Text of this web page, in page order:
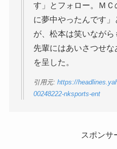
す」とフォロー。Ｍ
に夢中やったんです
が、松本は笑いなが
先輩にはあいさつせ
を呈した。
引用元: https://
00248222-nksports-ent
スポンサ